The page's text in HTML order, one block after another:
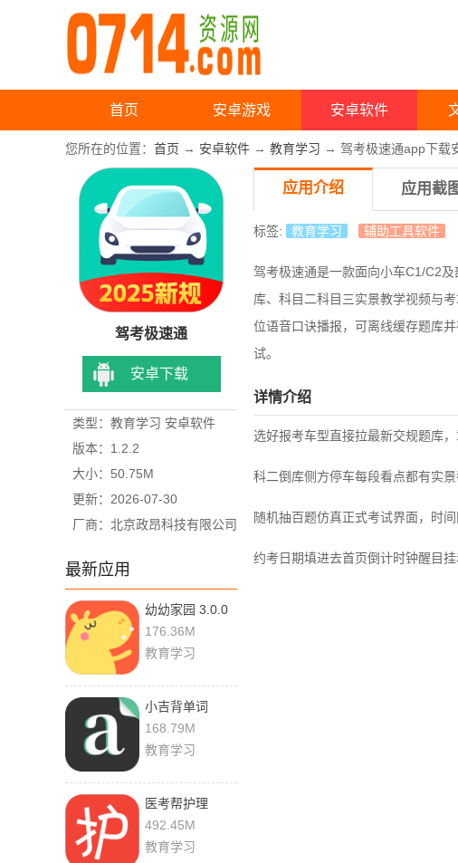
首页 安卓游戏 安卓软件
您所在的位置： 首页 → 安卓软件 → 教育学习 → 驾考极速通app下载
驾考极速通
安卓下载
类型：教育学习 安卓软件
版本：1.2.2
大小：50.75M
更新：2026-07-30
厂商：北京政昂科技有限公司
最新应用
幼幼家园 3.0.0
官方版
176.36M
教育学习
小吉背单词
4.0.0 最新版
168.79M
教育学习
医考帮护理
2.8.6.2 最新版
492.45M
教育学习
应用介绍 应用截
标签: 教育学习 辅助工具软件
驾考极速通是一款面向小车C1/C2
库、科目二科目三实景教学视频与
位语音口诀播报，可离线缓存题库
试。
详情介绍
选好报考车型直接拉最新交规题库
科二倒库侧方停车每段看点都有实
随机抽百题仿真正式考试界面，时
约考日期填进去首页倒计时钟醒目